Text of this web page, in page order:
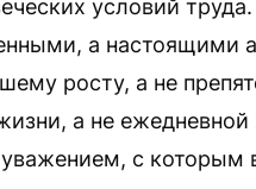
условий
а настоящими
росту, а не
а не
с которым